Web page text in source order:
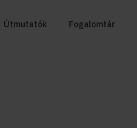
Útmutatók Fogalomtár